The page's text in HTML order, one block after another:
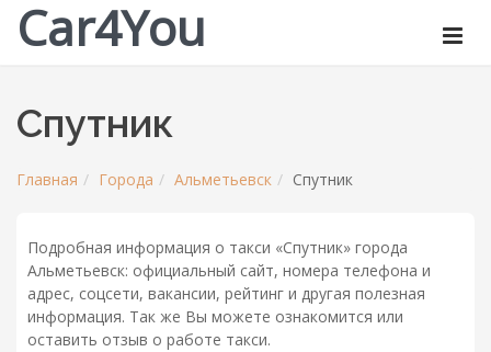
Car4You
Спутник
Главная Города Альметьевск Спутник
Подробная информация о такси «Спутник» города
Альметьевск: официальный сайт, номера телефона и
адрес, соцсети, вакансии, рейтинг и другая полезная
информация. Так же Вы можете ознакомится или
оставить отзыв о работе такси.